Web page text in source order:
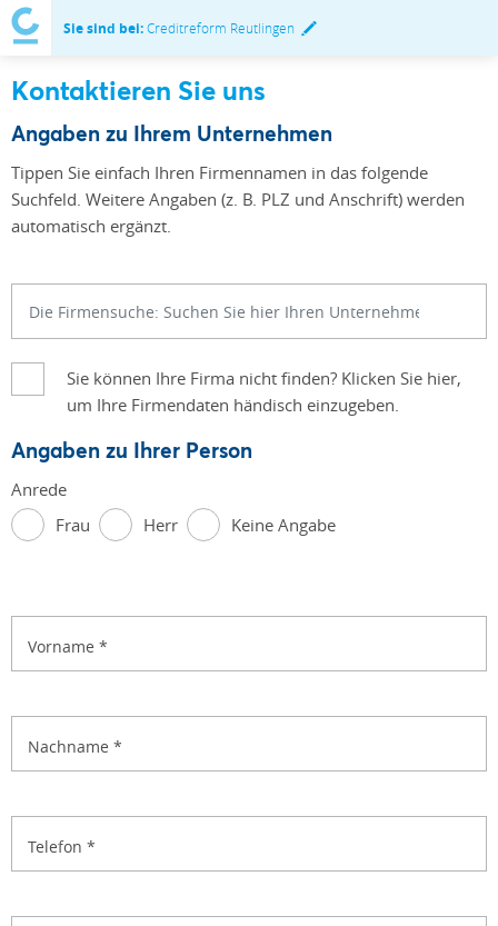
Sie sind bei:Creditreform Reutlingen
Kontaktieren Sie uns
Angaben zu Ihrem Unternehmen
Tippen Sie einfach Ihren Firmennamen in das folgende
Suchfeld. Weitere Angaben (z. B. PLZ und Anschrift) werden
automatisch ergänzt.
Sie können Ihre Firma nicht finden? Klicken Sie hier,
um Ihre Firmendaten händisch einzugeben.
Angaben zu Ihrer Person
Anrede
Frau
Herr Keine Angabe
Vorname *
Nachname *
Telefon *